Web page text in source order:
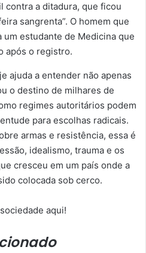
contra a ditadura, que ficou
sangrenta”. O homem que
um estudante de Medicina que
após o registro.
ajuda a entender não apenas
o destino de milhares de
regimes autoritários podem
para escolhas radicais.
armas e resistência, essa é
idealismo, trauma e os
cresceu em um país onde a
colocada sob cerco.
aqui!